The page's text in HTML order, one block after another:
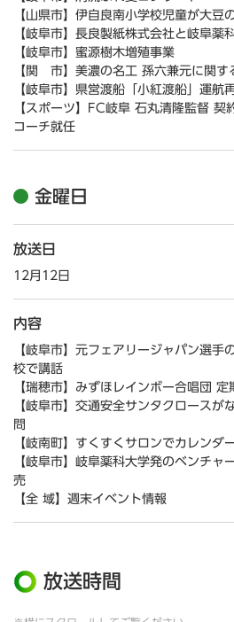
【山県市】伊自良南小学校児童が大豆
【岐阜市】長良製紙株式会社と岐阜薬
【岐阜市】蜜源樹木増殖事業
【関 市】美濃の名工 孫六兼元に関す
【岐阜市】県営渡船「小紅渡船」運航
【スポーツ】FC岐阜 石丸清隆監督 契
コーチ就任
金曜日
放送日
12月12日
内容
【岐阜市】元フェアリージャパン選手
校で講話
【瑞穂市】みずほレインボー合唱団 定
【岐阜市】交通安全サンタクロースが
問
【岐南町】すくすくサロンでカレンダ
【岐阜市】岐阜薬科大学発のベンチャ
売
【全 域】週末イベント情報
放送時間